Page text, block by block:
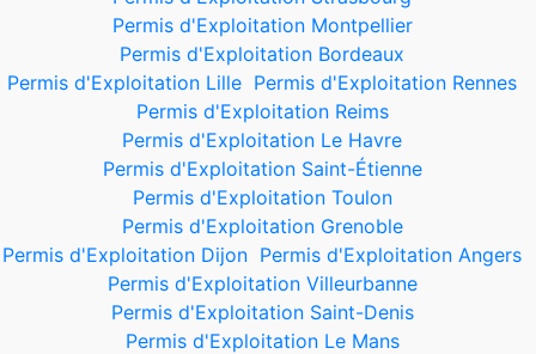
Permis d'Exploitation Montpellier
Permis d'Exploitation Bordeaux
Permis d'Exploitation Lille Permis d'Exploitation Rennes
Permis d'Exploitation Reims
Permis d'Exploitation Le Havre
Permis d'Exploitation Saint-Étienne
Permis d'Exploitation Toulon
Permis d'Exploitation Grenoble
Permis d'Exploitation Dijon Permis d'Exploitation Angers
Permis d'Exploitation Villeurbanne
Permis d'Exploitation Saint-Denis
Permis d'Exploitation Le Mans